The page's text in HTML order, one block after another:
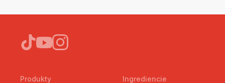
Produkty Ingrediencie